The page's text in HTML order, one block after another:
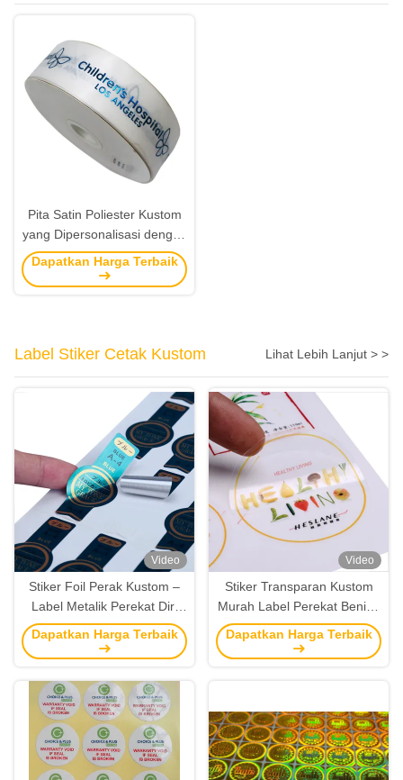
Pita Satin Poliester Kustom
yang Dipersonalisasi dengan
Logo Foil Biru – Pita Merek
Mewah
Dapatkan Harga Terbaik
Label Stiker Cetak Kustom Lihat Lebih Lanjut > >
Video
Stiker Foil Perak Kustom –
Label Metalik Perekat Diri
Tahan Air Dengan Cetakan
Karya Seni
Dapatkan Harga Terbaik
Video
Stiker Transparan Kustom
Murah Label Perekat Bening
Tahan Air Dengan Cetakan
Desain
Dapatkan Harga Terbaik